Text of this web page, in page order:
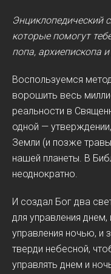
Энциклопедический
которые помогут
попа, архиепископа
Воспользуемся
ворошить весь
реальности в
одной —
Земли (и позже
нашей планеты. В
неоднократно.
И создал Бог два
для управления
управления ночью, и
тверди небесной,
управлять днем и